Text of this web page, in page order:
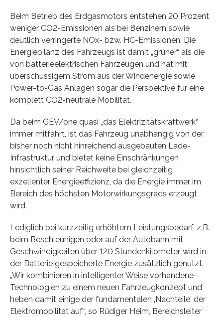
Beim Betrieb des Erdgasmotors entstehen 20 Prozent
weniger CO2-Emissionen als bei Benzinern sowie
deutlich verringerte NOx- bzw. HC-Emissionen. Die
Energiebilanz des Fahrzeugs ist damit „grüner“ als die
von batterieelektrischen Fahrzeugen und hat mit
überschüssigem Strom aus der Windenergie sowie
Power-to-Gas Anlagen sogar die Perspektive für eine
komplett CO2-neutrale Mobilität.
Da beim GEV/one quasi „das Elektrizitätskraftwerk“
immer mitfährt, ist das Fahrzeug unabhängig von der
bisher noch nicht hinreichend ausgebauten Lade-
Infrastruktur und bietet keine Einschränkungen
hinsichtlich seiner Reichweite bei gleichzeitig
exzellenter Energieeffizienz, da die Energie immer im
Bereich des höchsten Motorwirkungsgrads erzeugt
wird.
Lediglich bei kurzzeitig erhöhtem Leistungsbedarf, z.B.
beim Beschleunigen oder auf der Autobahn mit
Geschwindigkeiten über 120 Stundenkilometer, wird in
der Batterie gespeicherte Energie zusätzlich genutzt.
„Wir kombinieren in intelligenter Weise vorhandene
Technologien zu einem neuen Fahrzeugkonzept und
heben damit einige der fundamentalen ‚Nachteile‘ der
Elektromobilität auf“, so Rüdiger Heim, Bereichsleiter